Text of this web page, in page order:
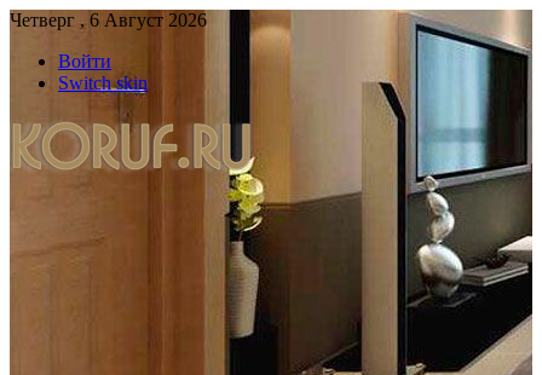
Четверг , 6 Август 2026
Войти
Switch skin